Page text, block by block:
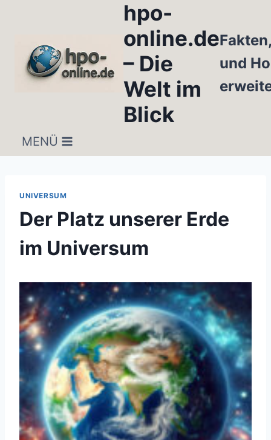
hpo-
online.de
– Die
Welt im
Blick
und
MENÜ
UNIVERSUM
Der Platz unserer Erde
im Universum